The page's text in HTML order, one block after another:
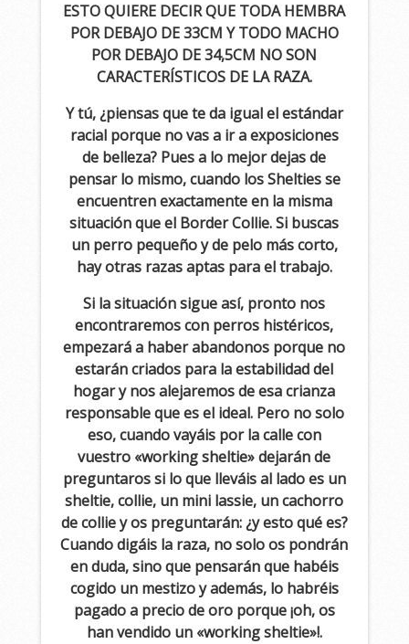
ESTO QUIERE DECIR QUE TODA HEMBRA
POR DEBAJO DE 33CM Y TODO MACHO
POR DEBAJO DE 34,5CM NO SON
CARACTERÍSTICOS DE LA RAZA.
Y tú, ¿piensas que te da igual el estándar
racial porque no vas a ir a exposiciones
de belleza? Pues a lo mejor dejas de
pensar lo mismo, cuando los Shelties se
encuentren exactamente en la misma
situación que el Border Collie. Si buscas
un perro pequeño y de pelo más corto,
hay otras razas aptas para el trabajo.
Si la situación sigue así, pronto nos
encontraremos con perros histéricos,
empezará a haber abandonos porque no
estarán criados para la estabilidad del
hogar y nos alejaremos de esa crianza
responsable que es el ideal. Pero no solo
eso, cuando vayáis por la calle con
vuestro «working sheltie» dejarán de
preguntaros si lo que lleváis al lado es un
sheltie, collie, un mini lassie, un cachorro
de collie y os preguntarán: ¿y esto qué es?
Cuando digáis la raza, no solo os pondrán
en duda, sino que pensarán que habéis
cogido un mestizo y además, lo habréis
pagado a precio de oro porque ¡oh, os
han vendido un «working sheltie»!.